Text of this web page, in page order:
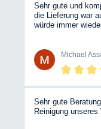
Werkstatt auch im
wird dann auch
dem Kunden
Verkaufsleiter uns
Auch hier hat man
sind froh, diesen
Sehr gute und
die Lieferung war
würde immer
Michael
Sehr gute
Reinigung unseres